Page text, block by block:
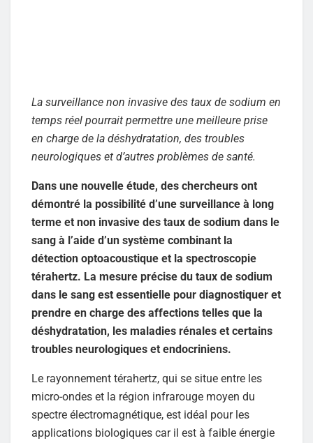
La surveillance non invasive des taux de sodium en
temps réel pourrait permettre une meilleure prise
en charge de la déshydratation, des troubles
neurologiques et d’autres problèmes de santé.
Dans une nouvelle étude, des chercheurs ont
démontré la possibilité d’une surveillance à long
terme et non invasive des taux de sodium dans le
sang à l’aide d’un système combinant la
détection optoacoustique et la spectroscopie
térahertz. La mesure précise du taux de sodium
dans le sang est essentielle pour diagnostiquer et
prendre en charge des affections telles que la
déshydratation, les maladies rénales et certains
troubles neurologiques et endocriniens.
Le rayonnement térahertz, qui se situe entre les
micro-ondes et la région infrarouge moyen du
spectre électromagnétique, est idéal pour les
applications biologiques car il est à faible énergie